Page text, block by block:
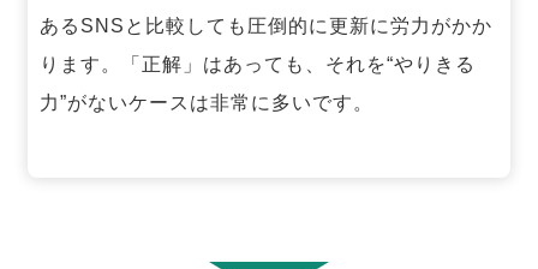
あるSNSと比較しても圧倒的に更新に労力がかか
ります。「正解」はあっても、それを“やりきる
力”がないケースは非常に多いです。